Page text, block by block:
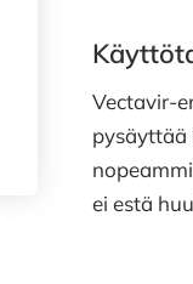
Vectavir-
pysäyttää
ei estä